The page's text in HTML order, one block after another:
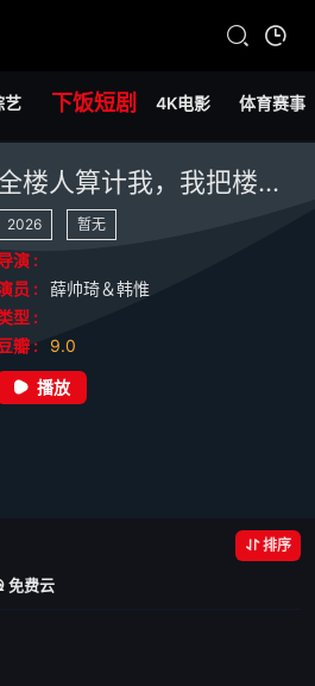
艺 下饭短剧 4K电影 体育赛事
全楼人算计我，我把楼卖了
2026 暂无
演 :
员 :
薛帅琦＆韩惟
型 :
瓣 :
9.0
播放
排序
免费云